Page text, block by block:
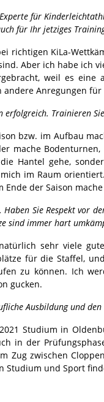
für
für Ihr jetziges
richtigen KiLa-
Aber ich habe ich
weil es eine
Anregungen für
Trainieren
bzw. im Aufbau
mache
Hantel gehe,
im Raum
Ende der Saison
Sie Respekt vor
sind immer hart
sehr viele
für die Staffel,
zu können. Ich
gucken.
Ausbildung und den
Studium in
in der
Zug zwischen
Studium und Sport